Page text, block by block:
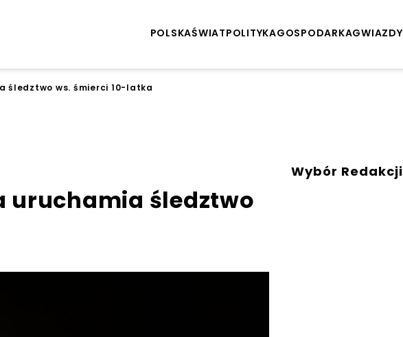
POLSKAŚWIATPOLITYKAGOSPODARKAGWIAZDY
śledztwo ws. śmierci 10-latka
uruchamia śledztwo
Wybór Redakcji